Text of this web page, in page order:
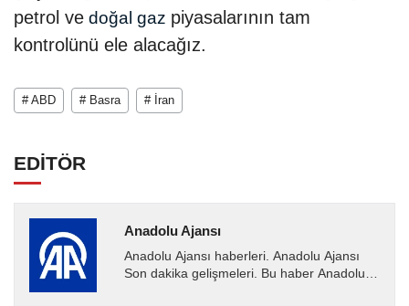
petrol ve doğal gaz piyasalarının tam
kontrolünü ele alacağız.
# ABD # Basra # İran
EDİTÖR
Anadolu Ajansı
Anadolu Ajansı haberleri. Anadolu Ajansı
Son dakika gelişmeleri. Bu haber Anadolu